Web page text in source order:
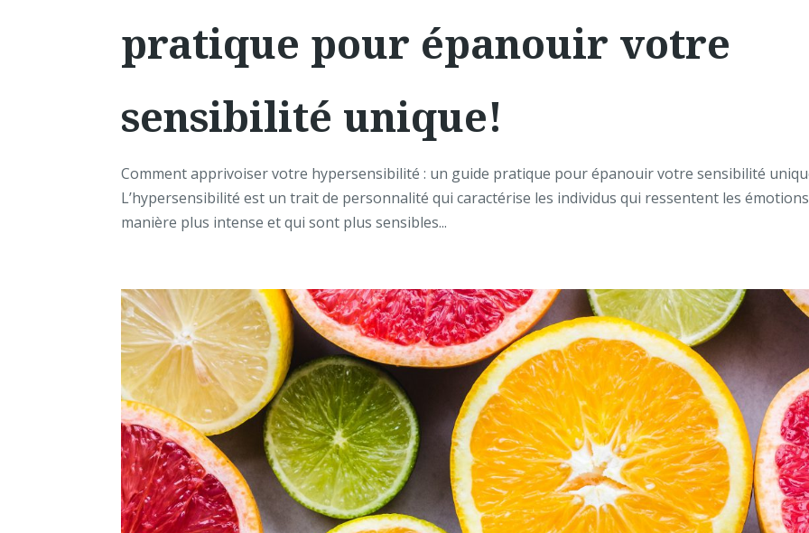
pratique pour épanouir votre
sensibilité unique!
Comment apprivoiser votre hypersensibilité : un guide pratique pour épanouir votre sensibilité
L’hypersensibilité est un trait de personnalité qui caractérise les individus qui ressentent les
manière plus intense et qui sont plus sensibles...